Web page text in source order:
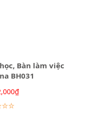
Bàn làm việc
BH031
₫
các tùy chọn